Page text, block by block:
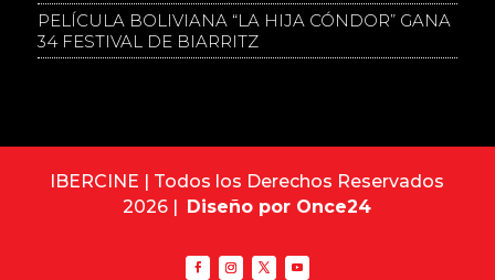
PELÍCULA BOLIVIANA “LA HIJA CÓNDOR” GANA
34 FESTIVAL DE BIARRITZ
IBERCINE | Todos los Derechos Reservados
2026 | Diseño por Once24